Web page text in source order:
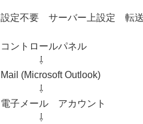
設定不要 サーバー上設定 転
コントロールパネル
⇩
Mail (Microsoft Outlook)
⇩
電子メール アカウント
⇩